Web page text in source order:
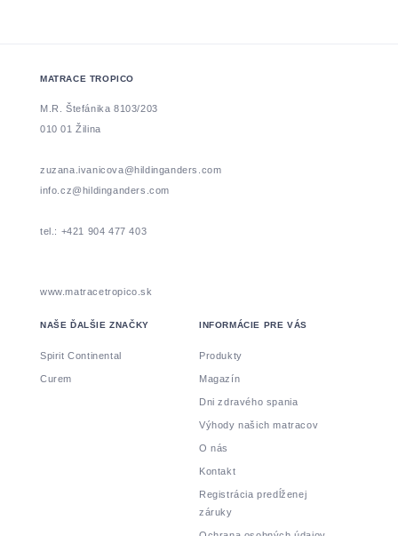
MATRACE TROPICO
M.R. Štefánika 8103/203
010 01 Žilina
zuzana.ivanicova@hildinganders.com
info.cz@hildinganders.com
tel.: +421 904 477 403
www.matracetropico.sk
NAŠE ĎALŠIE ZNAČKY
Spirit Continental
Curem
INFORMÁCIE PRE VÁS
Produkty
Magazín
Dni zdravého spania
Výhody našich matracov
O nás
Kontakt
Registrácia predĺženej
záruky